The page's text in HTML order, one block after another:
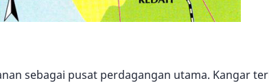
sebagai pusat perdagangan utama. Kangar